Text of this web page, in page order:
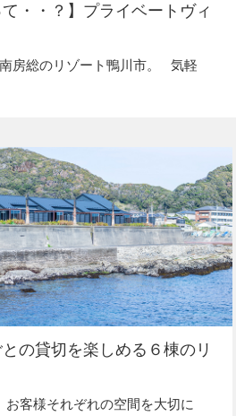
て・・？】プライベートヴィ
房総のリゾート鴨川市。 気軽
の貸切を楽しめる６棟のリ
お客様それぞれの空間を大切に